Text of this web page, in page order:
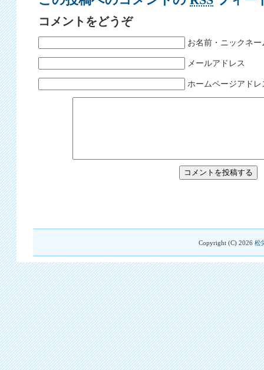
コメントをどうぞ
お名前・ニックネー
メールアドレス
ホームページアドレ
Copyright (C) 2026 松